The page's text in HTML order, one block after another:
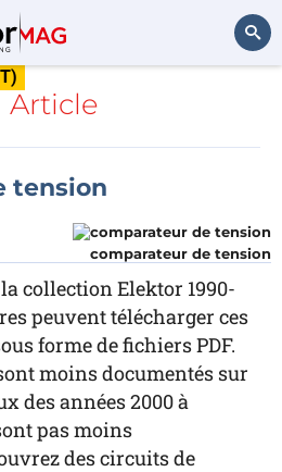
Article
tension
comparateur de tension
collection Elektor 1990-
peuvent télécharger ces
forme de fichiers PDF.
moins documentés sur
des années 2000 à
pas moins
des circuits de